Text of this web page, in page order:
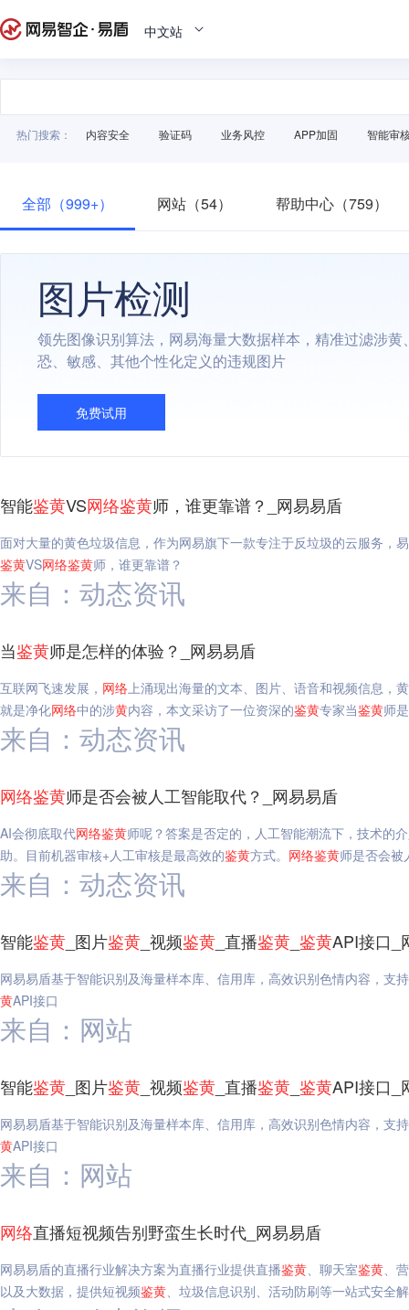
中文站
热门搜索： 内容安全 验证码 业务风控 APP加固 智能审
全部（999+） 网站（54） 帮助中心（759）
图片检测
领先图像识别算法，网易海量大数据样本，精准过滤涉黄
恐、敏感、其他个性化定义的违规图片
免费试用
智能鉴黄VS网络鉴黄师，谁更靠谱？_网易易盾
面对大量的黄色垃圾信息，作为网易旗下一款专注于反垃圾的云服务，
鉴黄VS网络鉴黄师，谁更靠谱？
来自：动态资讯
当鉴黄师是怎样的体验？_网易易盾
互联网飞速发展， 网络上涌现出海量的文本、图片、语音和视频信息，
就是净化网络中的涉黄内容，本文采访了一位资深的鉴黄专家当鉴黄师
来自：动态资讯
网络鉴黄师是否会被人工智能取代？_网易易盾
AI会彻底取代网络鉴黄师呢？答案是否定的，人工智能潮流下，技术的
助。目前机器审核+人工审核是最高效的鉴黄方式。 网络鉴黄师是否会被
来自：动态资讯
智能鉴黄 _图片鉴黄 _视频鉴黄 _直播鉴黄 鉴黄API接口_
网易易盾基于智能识别及海量样本库、信用库，高效识别色情内容，支
黄API接口
来自：网站
智能鉴黄 _图片鉴黄 _视频鉴黄 _直播鉴黄 鉴黄API接口_
网易易盾基于智能识别及海量样本库、信用库，高效识别色情内容，支
黄API接口
来自：网站
网络直播短视频告别野蛮生长时代_网易易盾
网易易盾的直播行业解决方案为直播行业提供直播鉴黄、聊天室鉴黄、
以及大数据，提供短视频鉴黄、垃圾信息识别、活动防刷等一站式安全